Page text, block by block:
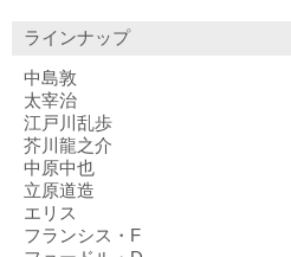
ラインナップ
中島敦
太宰治
江戸川乱歩
芥川龍之介
中原中也
立原道造
エリス
フランシス・F